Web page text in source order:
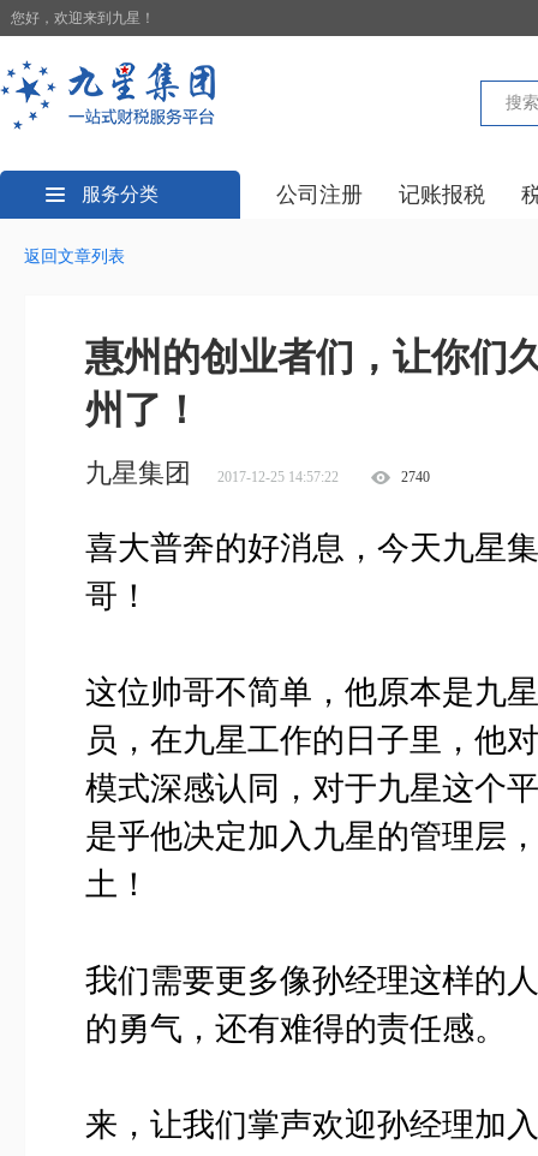
您好，欢迎来到九星！
服务分类 公司注册 记账报税
返回文章列表
惠州的创业者们，让你们
州了！
九星集团 2017-12-25 14:57:22 2740
喜大普奔的好消息，今天九星
哥！
这位帅哥不简单，他原本是九
员，在九星工作的日子里，他
模式深感认同，对于九星这个
是乎他决定加入九星的管理层
土！
我们需要更多像孙经理这样的
的勇气，还有难得的责任感。
来，让我们掌声欢迎孙经理加